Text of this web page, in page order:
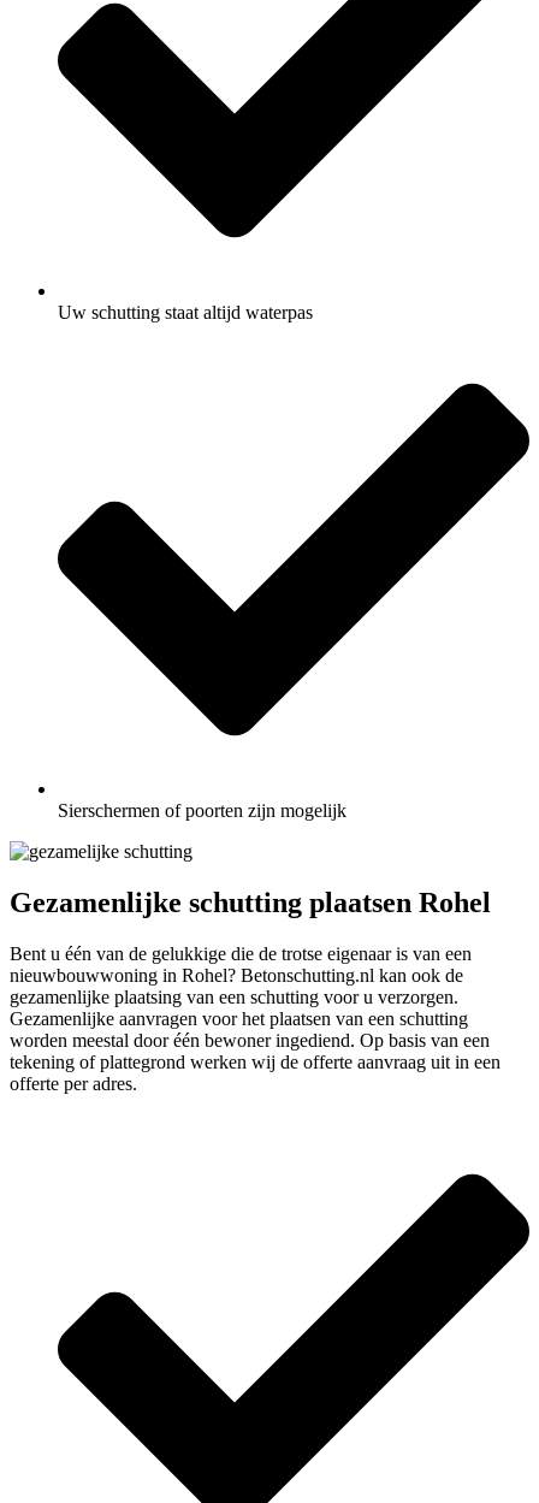
Uw schutting staat altijd waterpas
Sierschermen of poorten zijn mogelijk
Gezamenlijke schutting plaatsen Rohel
Bent u één van de gelukkige die de trotse eigenaar is van een
nieuwbouwwoning in Rohel? Betonschutting.nl kan ook de
gezamenlijke plaatsing van een schutting voor u verzorgen.
Gezamenlijke aanvragen voor het plaatsen van een schutting
worden meestal door één bewoner ingediend. Op basis van een
tekening of plattegrond werken wij de offerte aanvraag uit in een
offerte per adres.